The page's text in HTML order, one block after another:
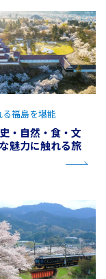
・自然・食・文
魅力に触れる旅
福島を堪能